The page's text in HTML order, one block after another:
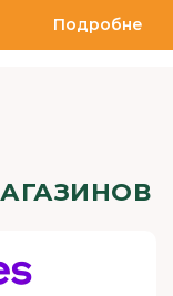
Подробне